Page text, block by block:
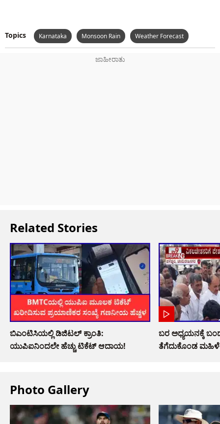
Topics Karnataka Monsoon Rain Weather Forecast
Related Stories
ಬಿಎಂಟಿಸಿಯಲ್ಲಿ ಡಿಜಿಟಲ್ ಕ್ರಾಂತಿ:
ಯುಪಿಐನಿಂದಲೇ ಹೆಚ್ಚು ಟಿಕೆಟ್ ಆದಾಯ!
ಬರ ಅಧ್ಯಯನಕ್ಕೆ
ತೆಗೆದುಕೊಂಡ
Photo Gallery